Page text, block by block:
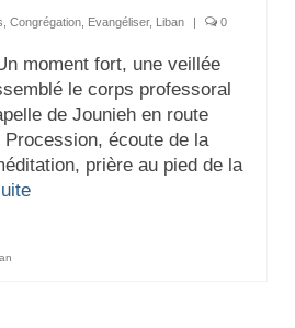
Congrégation Evangéliser, Liban 0
moment fort, une veillée
le corps professoral
de Jounieh en route
écoute de la
prière au pied de la